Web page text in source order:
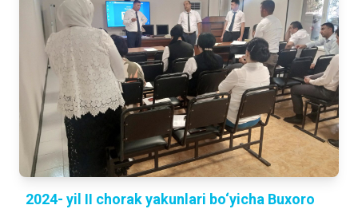
2024- yil II chorak yakunlari bo‘yicha Buxoro